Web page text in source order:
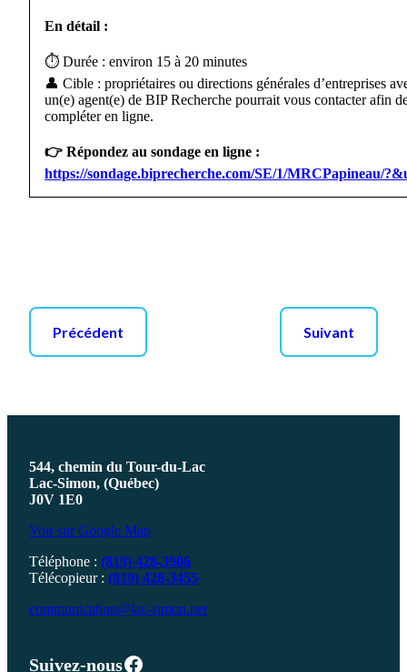
En détail :
⏱️ Durée : environ 15 à 20 minutes
👤 Cible : propriétaires ou directions générales d’entreprises
un(e) agent(e) de BIP Recherche pourrait vous contacter afin
compléter en ligne.
👉 Répondez au sondage en ligne :
https://sondage.biprecherche.com/SE/1/
Précédent Suivant
544, chemin du Tour-du-Lac
Lac-Simon, (Québec)
J0V 1E0
Voir sur Google Map
Téléphone : (819) 428-3906
Télécopieur : (819) 428-3455
communication@lac-simon.net
Suivez-nousFacebook